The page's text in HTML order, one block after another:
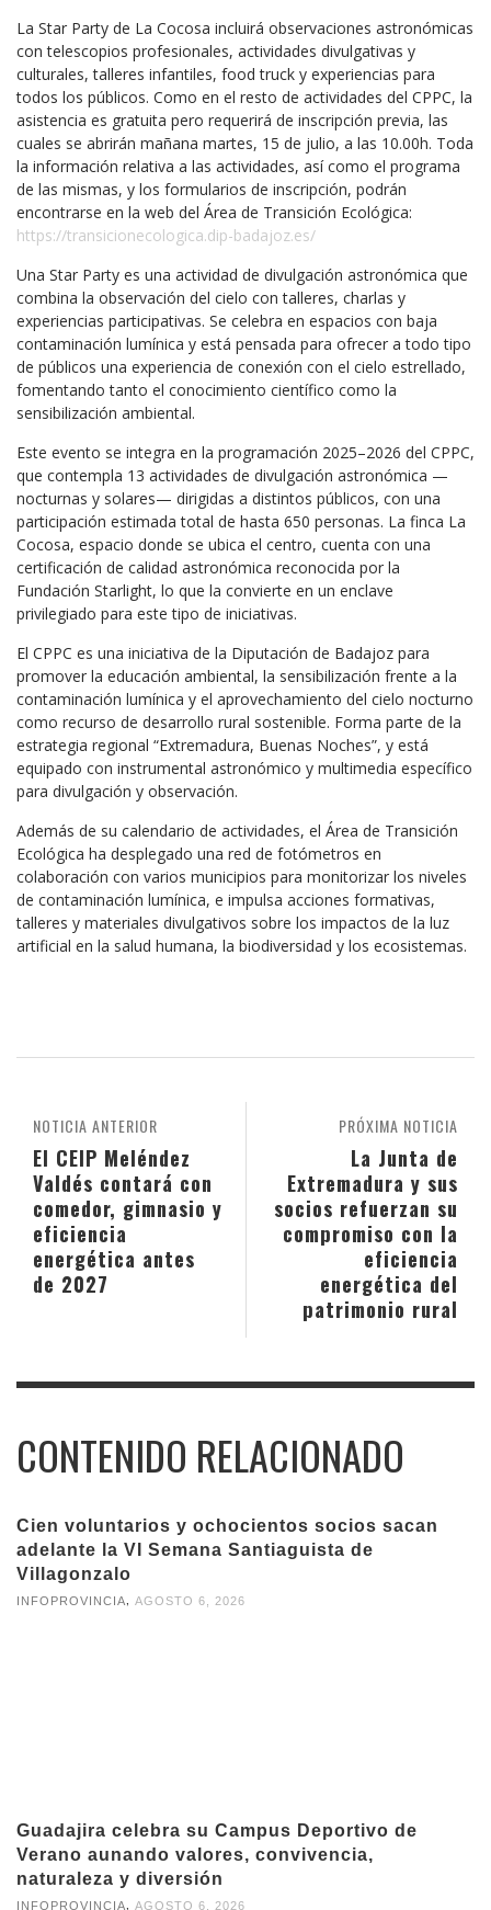
La Star Party de La Cocosa incluirá observaciones astronómicas
con telescopios profesionales, actividades divulgativas y
culturales, talleres infantiles, food truck y experiencias para
todos los públicos. Como en el resto de actividades del CPPC, la
asistencia es gratuita pero requerirá de inscripción previa, las
cuales se abrirán mañana martes, 15 de julio, a las 10.00h. Toda
la información relativa a las actividades, así como el programa
de las mismas, y los formularios de inscripción, podrán
encontrarse en la web del Área de Transición Ecológica:
https://transicionecologica.dip-badajoz.es/
Una Star Party es una actividad de divulgación astronómica que
combina la observación del cielo con talleres, charlas y
experiencias participativas. Se celebra en espacios con baja
contaminación lumínica y está pensada para ofrecer a todo tipo
de públicos una experiencia de conexión con el cielo estrellado,
fomentando tanto el conocimiento científico como la
sensibilización ambiental.
Este evento se integra en la programación 2025–2026 del CPPC,
que contempla 13 actividades de divulgación astronómica —
nocturnas y solares— dirigidas a distintos públicos, con una
participación estimada total de hasta 650 personas. La finca La
Cocosa, espacio donde se ubica el centro, cuenta con una
certificación de calidad astronómica reconocida por la
Fundación Starlight, lo que la convierte en un enclave
privilegiado para este tipo de iniciativas.
El CPPC es una iniciativa de la Diputación de Badajoz para
promover la educación ambiental, la sensibilización frente a la
contaminación lumínica y el aprovechamiento del cielo nocturno
como recurso de desarrollo rural sostenible. Forma parte de la
estrategia regional “Extremadura, Buenas Noches”, y está
equipado con instrumental astronómico y multimedia específico
para divulgación y observación.
Además de su calendario de actividades, el Área de Transición
Ecológica ha desplegado una red de fotómetros en
colaboración con varios municipios para monitorizar los niveles
de contaminación lumínica, e impulsa acciones formativas,
talleres y materiales divulgativos sobre los impactos de la luz
artificial en la salud humana, la biodiversidad y los ecosistemas.
PRÓXIMA NOTICIA
La Junta de
Extremadura y sus
socios refuerzan su
compromiso con la
eficiencia
energética del
patrimonio rural
NOTICIA ANTERIOR
El CEIP Meléndez
Valdés contará con
comedor, gimnasio y
eficiencia
energética antes
de 2027
CONTENIDO RELACIONADO
Cien voluntarios y ochocientos socios sacan
adelante la VI Semana Santiaguista de
Villagonzalo
INFOPROVINCIA AGOSTO 6, 2026
Guadajira celebra su Campus Deportivo de
Verano aunando valores, convivencia,
naturaleza y diversión
INFOPROVINCIA, AGOSTO 6, 2026